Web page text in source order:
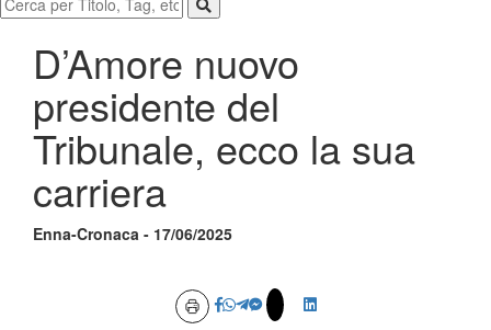
D’Amore nuovo
presidente del
Tribunale, ecco la sua
carriera
Enna-Cronaca - 17/06/2025